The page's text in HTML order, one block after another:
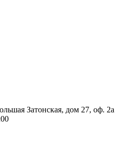
Затонская, дом 27, оф. 2а